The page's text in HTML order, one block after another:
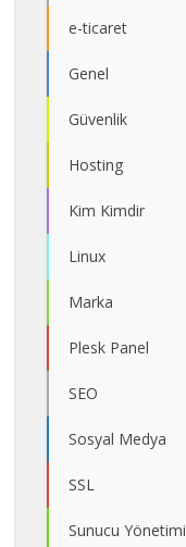
e-ticaret
Genel
Güvenlik
Hosting
Kim Kimdir
Linux
Marka
Plesk Panel
SEO
Sosyal Medya
SSL
Sunucu Yönetimi